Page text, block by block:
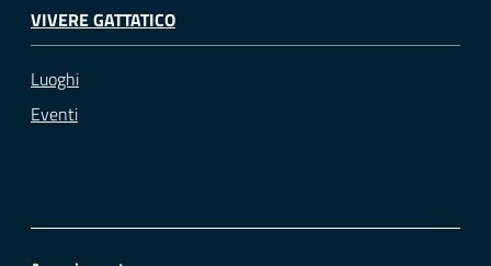
VIVERE GATTATICO
Luoghi
Eventi